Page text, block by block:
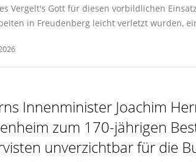
Vergelt's Gott für diesen vorbildlichen
in Freudenberg leicht verletzt wurden,
Innenminister Joachim
zum 170-jährigen
unverzichtbar für die